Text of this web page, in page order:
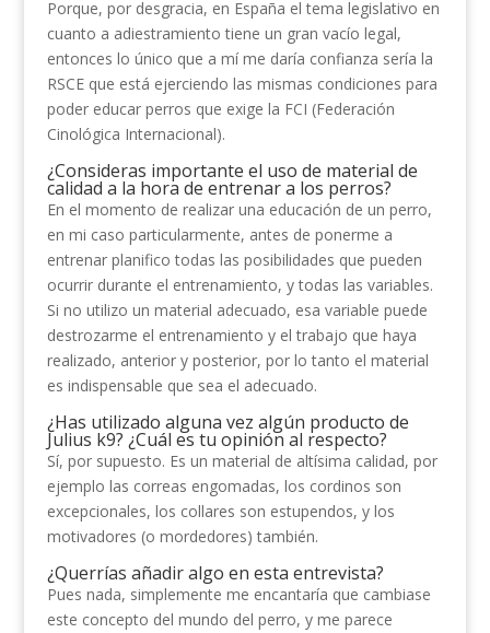
Porque, por desgracia, en España el tema legislativo en
cuanto a adiestramiento tiene un gran vacío legal,
entonces lo único que a mí me daría confianza sería la
RSCE que está ejerciendo las mismas condiciones para
poder educar perros que exige la FCI (Federación
Cinológica Internacional).
¿Consideras importante el uso de material de
calidad a la hora de entrenar a los perros?
En el momento de realizar una educación de un perro,
en mi caso particularmente, antes de ponerme a
entrenar planifico todas las posibilidades que pueden
ocurrir durante el entrenamiento, y todas las variables.
Si no utilizo un material adecuado, esa variable puede
destrozarme el entrenamiento y el trabajo que haya
realizado, anterior y posterior, por lo tanto el material
es indispensable que sea el adecuado.
¿Has utilizado alguna vez algún producto de
Julius k9? ¿Cuál es tu opinión al respecto?
Sí, por supuesto. Es un material de altísima calidad, por
ejemplo las correas engomadas, los cordinos son
excepcionales, los collares son estupendos, y los
motivadores (o mordedores) también.
¿Querrías añadir algo en esta entrevista?
Pues nada, simplemente me encantaría que cambiase
este concepto del mundo del perro, y me parece